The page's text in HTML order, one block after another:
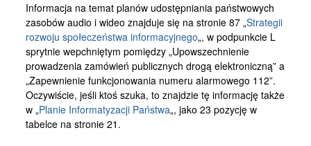
Informacja na temat planów udostępniania państwowych
zasobów audio i wideo znajduje się na stronie 87 „Strategii
rozwoju społeczeństwa informacyjnego„, w podpunkcie L
sprytnie wepchniętym pomiędzy „Upowszechnienie
prowadzenia zamówień publicznych drogą elektroniczną” a
„Zapewnienie funkcjonowania numeru alarmowego 112”.
Oczywiście, jeśli ktoś szuka, to znajdzie tę informację także
w „Planie Informatyzacji Państwa„, jako 23 pozycję w
tabelce na stronie 21.